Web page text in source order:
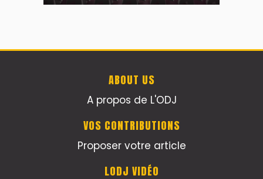
ABOUT US
A propos de L'ODJ
VOS CONTRIBUTIONS
Proposer votre article
LODJ VIDÉO